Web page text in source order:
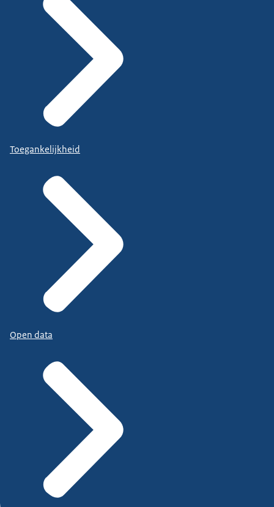
Toegankelijkheid
Open data